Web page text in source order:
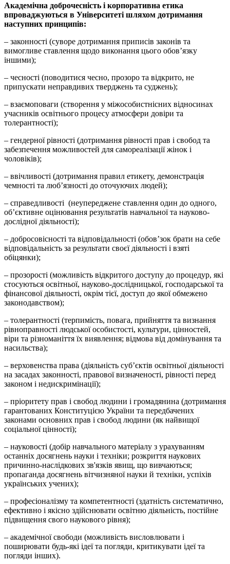
Академічна доброчесність і корпоративна етика
впроваджуються в Університеті шляхом дотримання
наступних принципів:
– законності (суворе дотримання приписів законів та
вимогливе ставлення щодо виконання цього обов’язку
іншими);
– чесності (поводитися чесно, прозоро та відкрито, не
припускати неправдивих тверджень та суджень);
– взаємоповаги (створення у міжособистнісних відносинах
учасників освітнього процесу атмосфери довіри та
толерантності);
– гендерної рівності (дотримання рівності прав і свобод та
забезпечення можливостей для самореалізації жінок і
чоловіків);
– ввічливості (дотримання правил етикету, демонстрація
чемності та люб’язності до оточуючих людей);
– справедливості (неупереджене ставлення один до одного,
об’єктивне оцінювання результатів навчальної та науково-
дослідної діяльності);
– добросовісності та відповідальності (обов’зок брати на себе
відповідальність за результати своєї діяльності і взяті
обіцянки);
– прозорості (можливість відкритого доступу до процедур, які
стосуються освітньої, науково-дослідницької, господарської та
фінансової діяльності, окрім тієї, доступ до якої обмежено
законодавством);
– толерантності (терпимість, повага, прийняття та визнання
рівноправності людської особистості, культури, цінностей,
віри та різноманіття їх виявлення; відмова від домінування та
насильства);
– верховенства права (діяльність суб’єктів освітньої діяльності
на засадах законності, правової визначеності, рівності перед
законом і недискримінації);
– пріоритету прав і свобод людини і громадянина (дотримання
гарантованих Конституцією України та передбачених
законами основних прав і свобод людини (як найвищої
соціальної цінності);
– науковості (добір навчального матеріалу з урахуванням
останніх досягнень науки і техніки; розкриття наукових
причинно-наслідкових зв'язків явищ, що вивчаються;
пропаганда досягнень вітчизняної науки й техніки, успіхів
українських учених);
– професіоналізму та компетентності (здатність систематично,
ефективно і якісно здійснювати освітню діяльність, постійне
підвищення свого наукового рівня);
– академічної свободи (можливість висловлювати і
поширювати будь-які ідеї та погляди, критикувати ідеї та
погляди інших).